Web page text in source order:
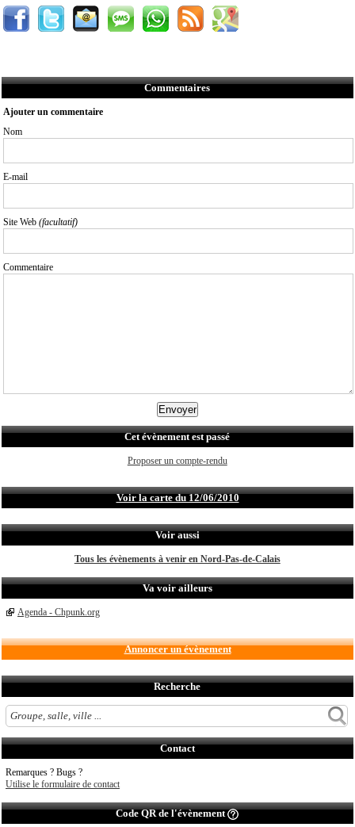
Commentaires
Ajouter un commentaire
Nom
E-mail
Site Web (facultatif)
Commentaire
Cet évènement est passé
Proposer un compte-rendu
Voir la carte du 12/06/2010
Voir aussi
Tous les évènements à venir en Nord-Pas-de-Calais
Va voir ailleurs
Agenda - Chpunk.org
Annoncer un évènement
Recherche
Contact
Remarques ? Bugs ?
Utilise le formulaire de contact
Code QR de l'évènement